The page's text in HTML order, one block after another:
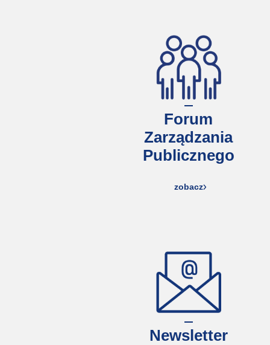
Forum
Zarządzania
Publicznego
zobacz
Newsletter